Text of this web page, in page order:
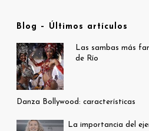
Blog – Últimos artículos
Las sambas más
de Río
Danza Bollywood: características
La importancia del